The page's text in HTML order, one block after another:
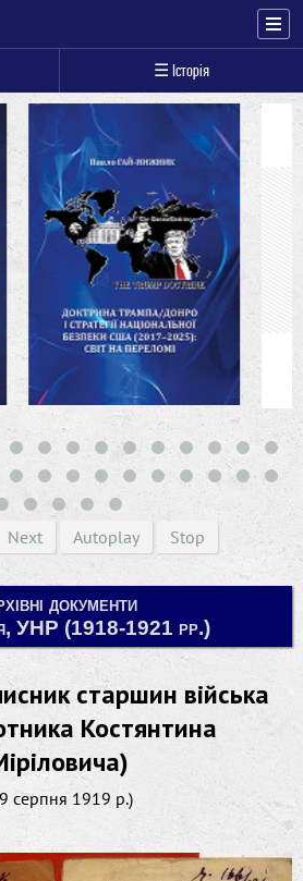
☰ Історія
Next Autoplay Stop
документи
УНР (1918-1921 рр.)
старшин війська
Костянтина
серпня 1919 р.)